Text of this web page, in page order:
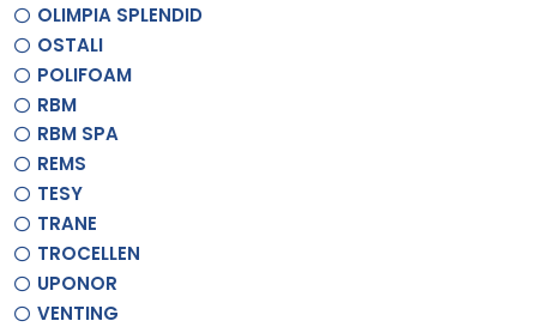
OLIMPIA SPLENDID
OSTALI
POLIFOAM
RBM
RBM SPA
REMS
TESY
TRANE
TROCELLEN
UPONOR
VENTING